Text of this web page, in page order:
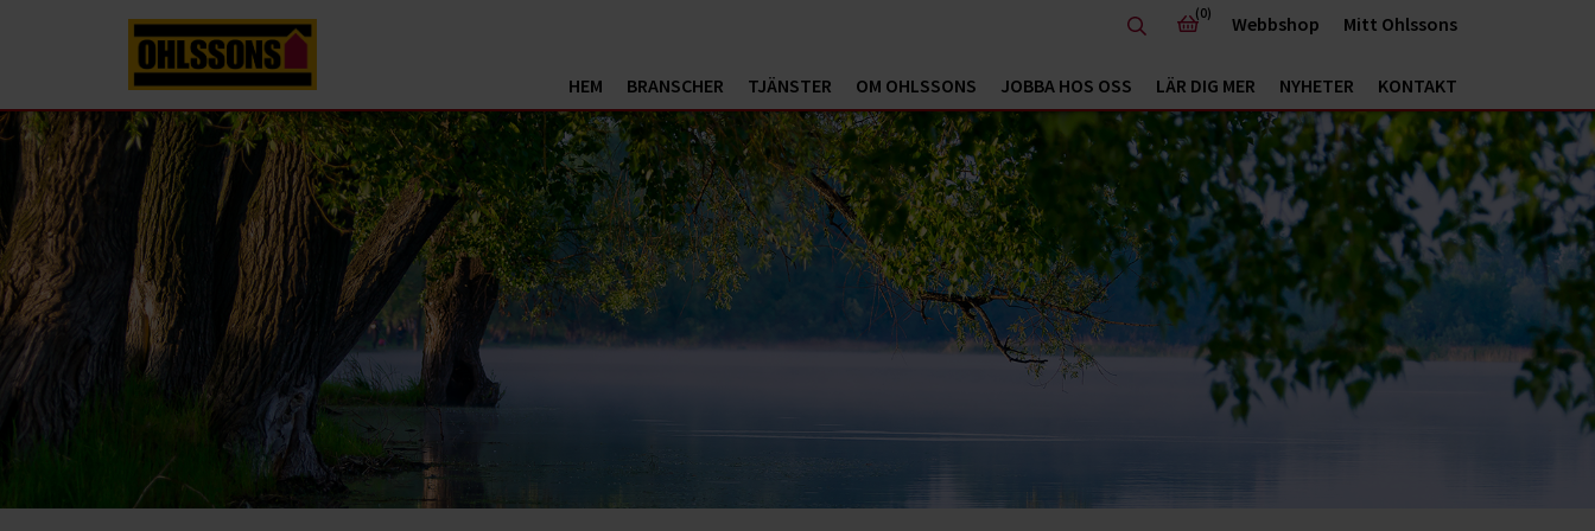
HEM BRANSCHER TJÄNSTER OM OHLSSONS JOBBA HOS OSS LÄR DIG MER NYHETER KONTAKT
(0) Webbshop Mitt Ohlssons